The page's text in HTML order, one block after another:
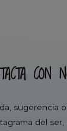
CON
sugerencia
del ser,